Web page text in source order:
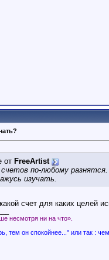
от FreeArtist
по-любому разнятся.
изучать.
счет для каких целей
несмотря ни на что».
тем он спокойнее..." или так :